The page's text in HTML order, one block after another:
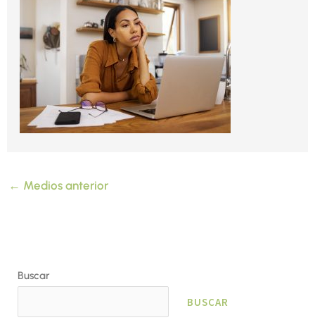
Buscar
BUSCAR
← Medios anterior